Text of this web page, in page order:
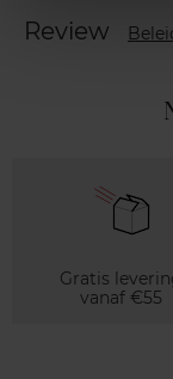
Review
Gratis
vanaf €55